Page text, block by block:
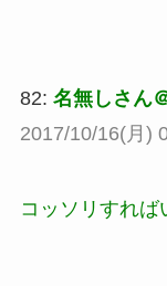
82: 名無しさん
2017/10/16(月)
コッソリすれば